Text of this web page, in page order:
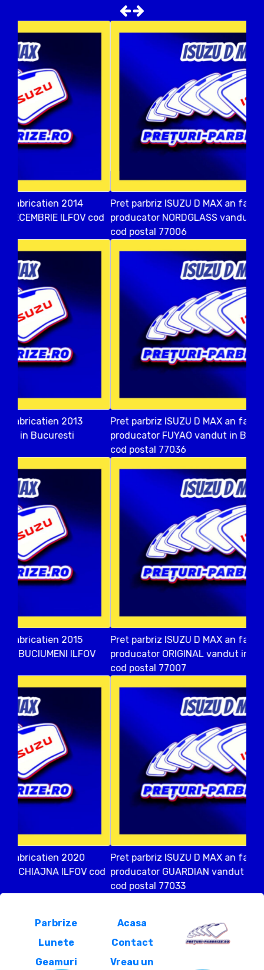
Pret parbriz ISUZU D MAX an fabricatien 2012
producator NORDGLASS vandut in COPACENI ILFOV
Pret parbriz ISUZU D MAX an fabricatien 2018
producator FUYAO vandut in BALACEANCA ILFOV
Pret parbriz ISUZU D MAX an fabricatien 2015
producator ORIGINAL vandut in COPACENI ILFOV
Pret parbriz ISUZU D MAX an fabricatien 2015
producator GUARDIAN vandut in VADU ANEI ILFOV
Parbrize
Lunete
Geamuri
Acasa
Contact
Vreau un